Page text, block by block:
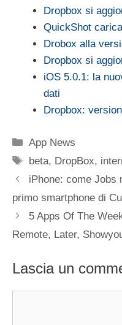
Dropbox si
QuickShot
Drobox alla
Dropbox si
iOS 5.0.1: la
dati
Dropbox:
Categorie
App News
Tag
beta, DropBox,
iPhone: come Jobs
primo smartphone di
5 Apps Of The
Remote, Later,
Lascia un